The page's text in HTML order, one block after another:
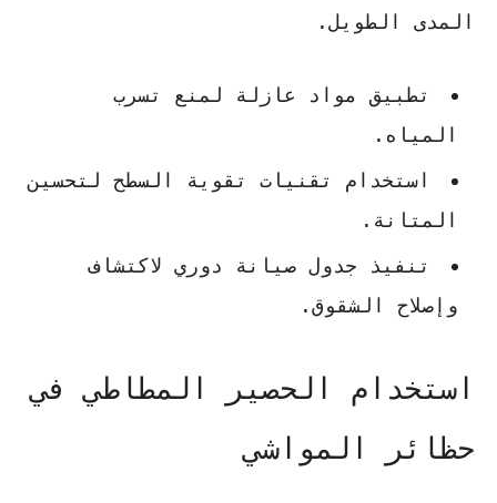
المدى الطويل.
تطبيق مواد عازلة لمنع تسرب
المياه.
استخدام تقنيات تقوية السطح لتحسين
المتانة.
تنفيذ جدول صيانة دوري لاكتشاف
وإصلاح الشقوق.
استخدام الحصير المطاطي في
حظائر المواشي